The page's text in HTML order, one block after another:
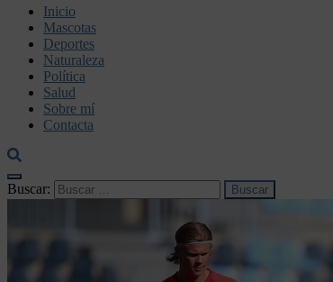
dnaservic.es
Inicio
Mascotas
Deportes
Naturaleza
Política
Salud
Sobre mí
Contacta
Buscar: